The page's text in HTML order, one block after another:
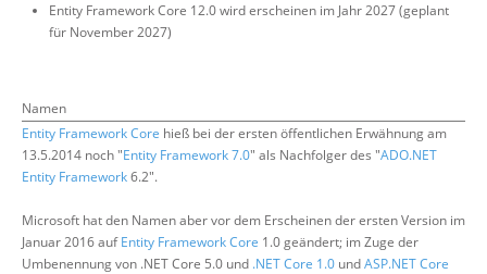
Entity Framework Core 12.0 wird erscheinen im Jahr 2027 (geplant
für November 2027)
Namen
Entity Framework Core hieß bei der ersten öffentlichen Erwähnung am
13.5.2014 noch "Entity Framework 7.0" als Nachfolger des "ADO.NET
Entity Framework6.2".
Microsoft hat den Namen aber vor dem Erscheinen der ersten Version im
Januar 2016 aufEntity Framework Core 1.0 geändert; im Zuge der
Umbenennung von .NET Core 5.0 und .NET Core 1.0 undASP.NET Core